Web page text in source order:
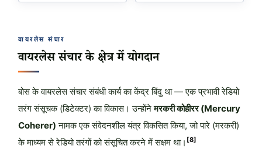
वायरलेस संचार
वायरलेस संचार के क्षेत्र में योगदान
बोस के वायरलेस संचार संबंधी कार्य का केंद्र बिंदु था — एक प्रभावी रेडियो
तरंग संसूचक (डिटेक्टर) का विकास। उन्होंनेमरकरी कोहीरर (Mercury
Coherer) नामक एक संवेदनशील यंत्र विकसित किया, जो पारे (मरकरी)
के माध्यम से रेडियो तरंगों को संसूचित करने में सक्षम था। [8]